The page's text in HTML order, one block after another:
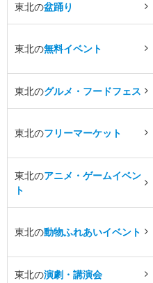
東北の盆踊り
東北の無料イベント
東北のグルメ・フードフェス
東北のフリーマーケット
東北のアニメ・ゲームイベン
ト
東北の動物ふれあいイベント
東北の演劇・講演会